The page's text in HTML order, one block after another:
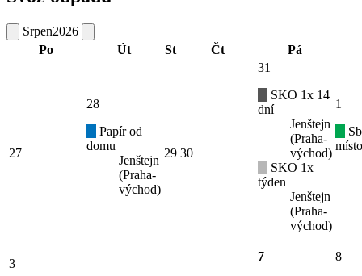
Srpen2026
Po
Út St Čt Pá
27
28
Papír od
domu
Jenštejn
(Praha-
východ)
29 30
31
SKO 1x 14
dní
Jenštejn
(Praha-
východ)
SKO 1x
týden
Jenštejn
(Praha-
východ)
1
3
7
8